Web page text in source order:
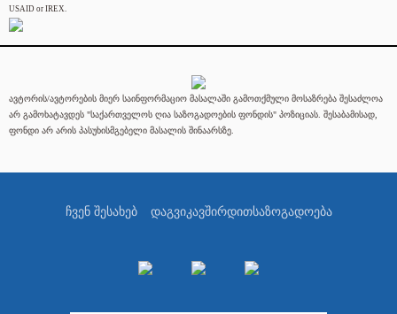
USAID or IREX.
ავტორის/ავტორების მიერ საინფორმაციო მასალაში გამოთქმული მოსაზრება შესაძლოა
არ გამოხატავდეს "საქართველოს ღია საზოგადოების ფონდის" პოზიციას. შესაბამისად,
ფონდი არ არის პასუხისმგებელი მასალის შინაარსზე.
ჩვენ შესახებ დაგვიკავშირდითსაზოგადოება